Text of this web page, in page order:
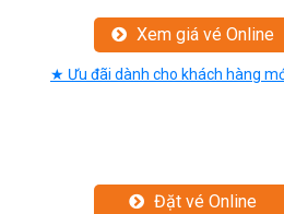
Xem giá vé Online
★ Ưu đãi dành cho khách hàng
Đặt vé Online